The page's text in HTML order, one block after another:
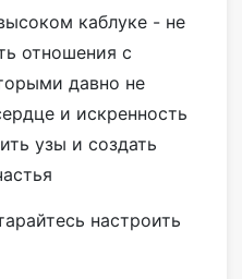
каблуке - не
отношения с
давно не
и искренность
узы и создать
настроить